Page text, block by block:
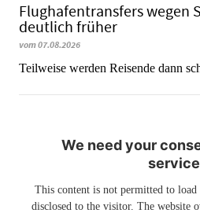
Flughafentransfers wegen
deutlich früher
vom 07.08.2026
Teilweise werden Reisende dann
We need your
This content is not permitted to load
disclosed to the visitor. The website